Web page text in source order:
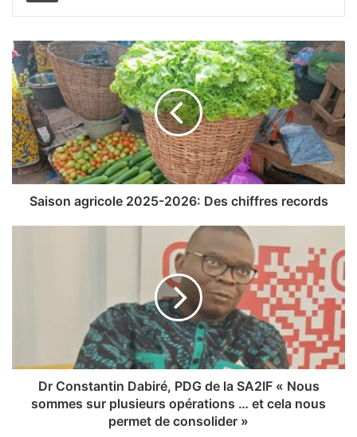
S
a
i
s
o
n
a
g
r
2
Saison agricole 2025-2026: Des chiffres records
n
Dr Constantin Dabiré, PDG de la SA2IF « Nous
sommes sur plusieurs opérations … et cela nous
permet de consolider »